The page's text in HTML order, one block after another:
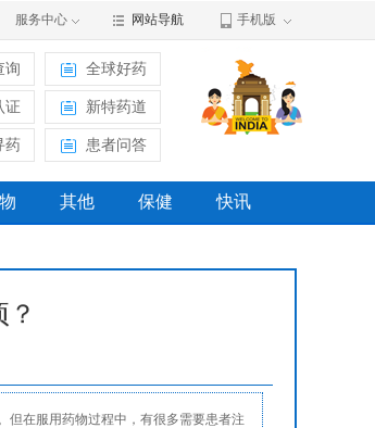
手机版
网站导航
服务中心
全球好药
询
新特药道
证
患者问答
药
其他 保健 快讯
但在服用药物过程中，有很多需要患者注